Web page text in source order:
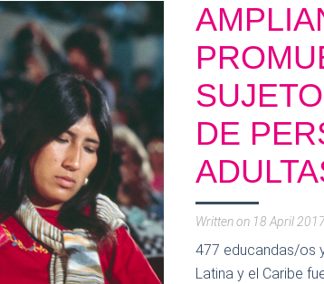
DE
Written on 18 April
477 educandas/os
Latina y el Caribe